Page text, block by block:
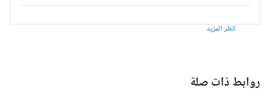
انظر المزيد
روابط ذات صلة